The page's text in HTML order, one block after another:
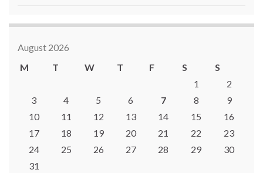
August 2026
M
T W T F S
S
1
2
3
4 5 6 7 8
9
10
11 12 13 14 15
16
17
18 19 20 21 22
23
24
25 26 27 28 29
30
31